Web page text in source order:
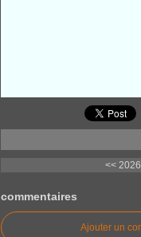
<<
commentaires
Ajouter un